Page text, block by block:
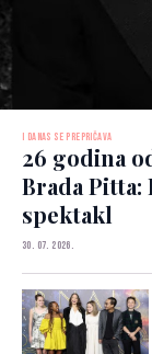
I DANAS SE PREPRIČAVA
26 godina
Brada
spektakl
30. 07. 2026.